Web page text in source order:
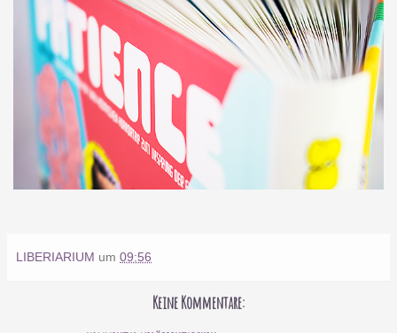
LIBERIARIUM um 09:56
Keine Kommentare: